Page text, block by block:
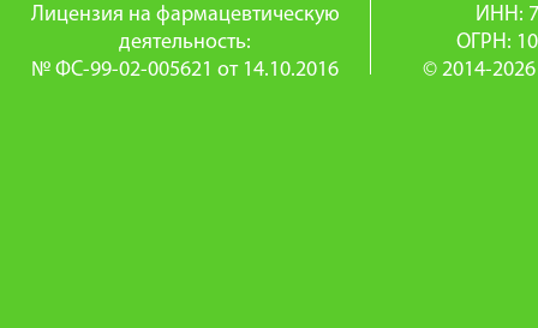
Лицензия на фармацевтическую
деятельность:
№ ФС-99-02-005621 от 14.10.2016
ИНН:
ОГРН:
© 2014-